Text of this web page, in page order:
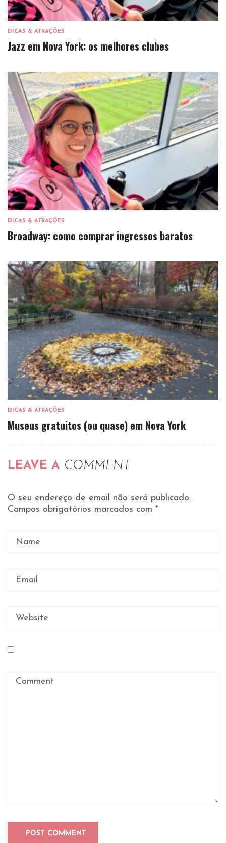
DICAS & ATRAÇÕES
Jazz em Nova York: os melhores clubes
DICAS & ATRAÇÕES
Broadway: como comprar ingressos baratos
DICAS & ATRAÇÕES
Museus gratuitos (ou quase) em Nova York
LEAVE A COMMENT
O seu endereço de email não será publicado.
Campos obrigatórios marcados com *